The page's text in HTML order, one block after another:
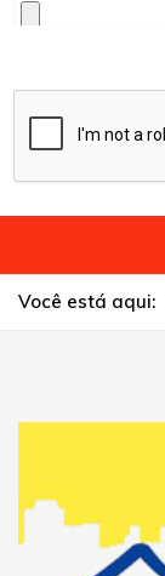
Você está aqui: